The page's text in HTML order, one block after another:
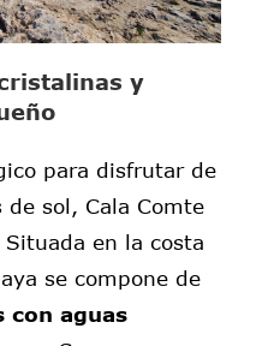
y
para disfrutar de
de sol, Cala Comte
en la costa
se compone de
con aguas